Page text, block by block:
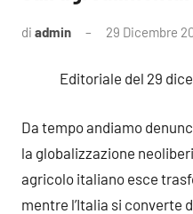
di admin 29 Dicembre
Editoriale del 29
Da tempo andiamo
la globalizzazione
agricolo italiano esce
mentre l’Italia si converte